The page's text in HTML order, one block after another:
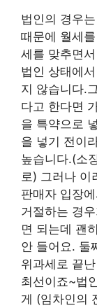
법인의 경우
때문에 월세
세를 맞추면
법인 상태에
지 않습니다.
다고 한다면
을 특약으로
을 넣기 전이
높습니다.(소
로) 그러나 이
판매자 입장
거절하는 경
면 되는데 괜
안 들어요. 둘
위과세로 끝
최선이죠~법
게 (임차인의